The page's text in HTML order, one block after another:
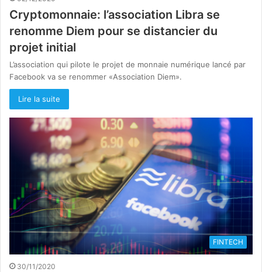
Cryptomonnaie: l’association Libra se
renomme Diem pour se distancier du
projet initial
L’association qui pilote le projet de monnaie numérique lancé par
Facebook va se renommer «Association Diem».
Lire la suite
FINTECH
30/11/2020